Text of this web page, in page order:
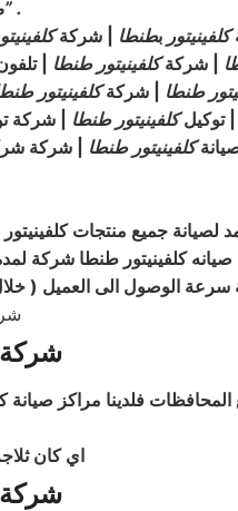
” .
كلفينيتور بطنطا | شركة
| شركة كلفينيتور طنطا |
طنطا | شركة كلفينيتور
| توكيل كلفينيتور طنطا | شركة
كلفينيتور طنطا | شركة
لصيانة جميع منتجات
كلفينيتور طنطا شركة
الى العميل ( خلال 48 ساعة ) من اتصالك بشركة بلاغات شركة كلفينيتور
شركة
المحافظات فلدينا مراكز
اي كان
شركة